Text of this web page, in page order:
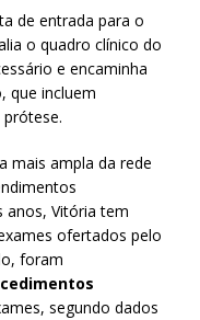
de entrada para o
o quadro clínico do
e encaminha
que incluem
mais ampla da rede
anos, Vitória tem
ofertados pelo
foram
segundo dados